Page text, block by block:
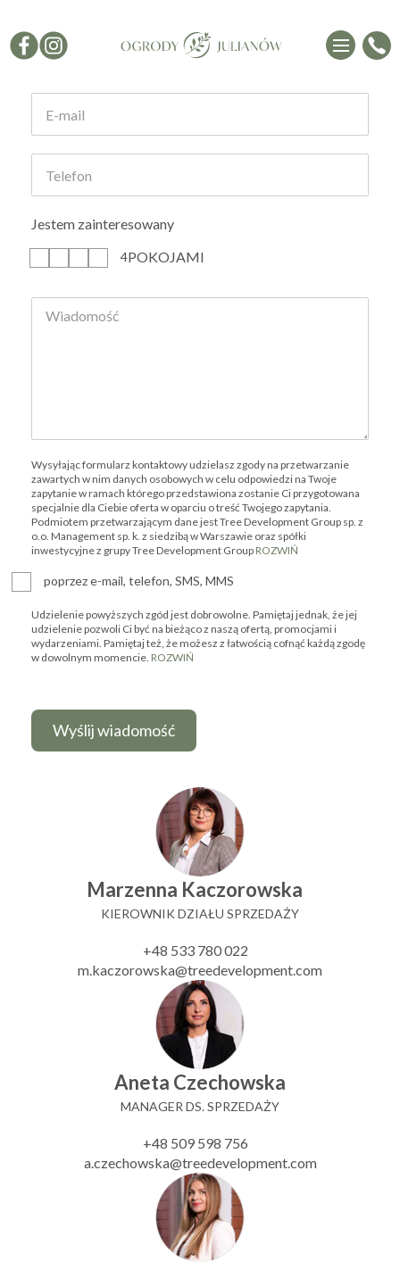
Jestem zainteresowany
4POKOJAMI
Wysyłając formularz kontaktowy udzielasz zgody na przetwarzanie
zawartych w nim danych osobowych w celu odpowiedzi na Twoje
zapytanie w ramach którego przedstawiona zostanie Ci przygotowana
specjalnie dla Ciebie oferta w oparciu o treść Twojego zapytania.
Podmiotem przetwarzającym dane jest Tree Development Group sp. z
o.o. Management sp. k. z siedzibą w Warszawie oraz spółki
inwestycyjne z grupy Tree Development Group ROZWIŃ
poprzez e-mail, telefon, SMS, MMS
Udzielenie powyższych zgód jest dobrowolne. Pamiętaj jednak, że jej
udzielenie pozwoli Ci być na bieżąco z naszą ofertą, promocjami i
wydarzeniami. Pamiętaj też, że możesz z łatwością cofnąć każdą zgodę
w dowolnym momencie. ROZWIŃ
Marzenna Kaczorowska
KIEROWNIK DZIAŁU SPRZEDAŻY
+48 533 780 022
m.kaczorowska@treedevelopment.com
Aneta Czechowska
MANAGER DS. SPRZEDAŻY
+48 509 598 756
a.czechowska@treedevelopment.com